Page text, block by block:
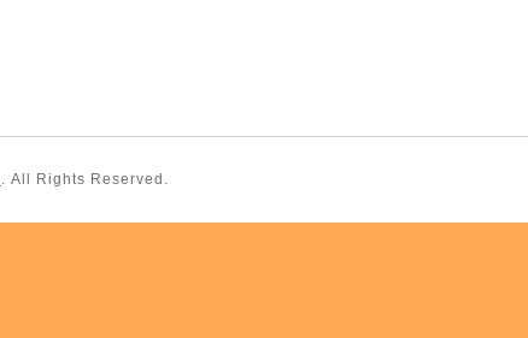
. All Rights Reserved.